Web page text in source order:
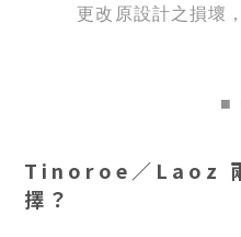
更改原設計之損壞
■
Tinoroe／ Laoz
擇？